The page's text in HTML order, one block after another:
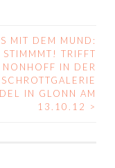
MIT DEM MUND:
STIMMMT! TRIFFT
NONHOFF IN DER
SCHROTTGALERIE
IN GLONN AM
13.10.12
>